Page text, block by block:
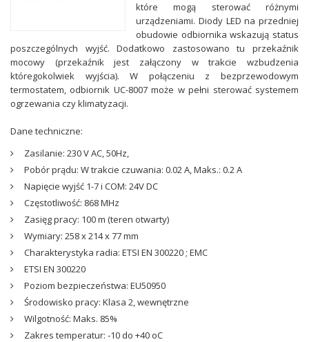
które mogą sterować różnymi
urządzeniami. Diody LED na przedniej
obudowie odbiornika wskazują status
poszczególnych wyjść. Dodatkowo zastosowano tu przekaźnik
mocowy (przekaźnik jest załączony w trakcie wzbudzenia
któregokolwiek wyjścia). W połączeniu z bezprzewodowym
termostatem, odbiornik UC-8007 może w pełni sterować systemem
ogrzewania czy klimatyzacji.
Dane techniczne:
Zasilanie: 230 V AC, 50Hz,
Pobór prądu: W trakcie czuwania: 0.02 A, Maks.: 0.2 A
Napięcie wyjść 1-7 i COM: 24V DC
Częstotliwość: 868 MHz
Zasięg pracy: 100 m (teren otwarty)
Wymiary: 258 x 214 x 77 mm
Charakterystyka radia: ETSI EN 300220 ; EMC
ETSI EN 300220
Poziom bezpieczeństwa: EU50950
Środowisko pracy: Klasa 2, wewnętrzne
Wilgotność: Maks. 85%
Zakres temperatur: -10 do +40 oC